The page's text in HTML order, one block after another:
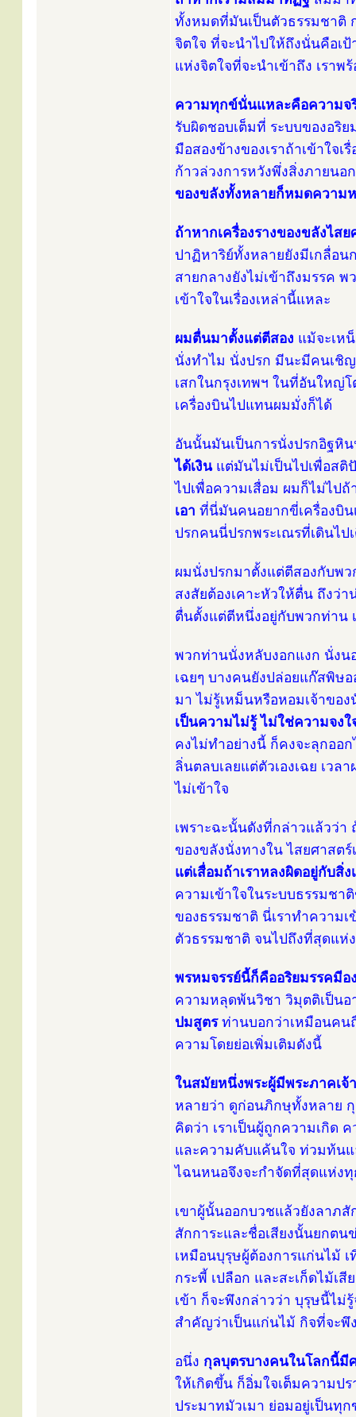
ทั้งหมดที่มันเป็นตัวธรรมชาติ
จิตใจ ที่จะนำไปให้ถึงนั่นคือเ
แห่งจิตใจที่จะนำเข้าถึง เรา
ความทุกข์นั่นแหละคือความจ
รับผิดชอบเต็มที่ ระบบของอริ
มือสองข้างของเราถ้าเข้าใจ
ก้าวล่วงการหวังพึ่งสิ่งภายน
ของขลังทั้งหลายก็หมดความ
ถ้าหากเครื่องรางของขลังไสย
ปาฏิหาริย์ทั้งหลายยังมีเกลื่อ
สายกลางยังไม่เข้าถึงมรรค
เข้าใจในเรื่องเหล่านี้แหละ
ผมตื่นมาตั้งแต่ตีสอง แม้จะเห
นั่งทำไม นั่งปรก มีนะมีคนเชิ
เสกในกรุงเทพฯ ในที่อันใหญ่โ
เครื่องบินไปแทนผมมั่งก็ได้
อันนั้นมันเป็นการนั่งปรกอิฐหิ
ได้เงินแต่มันไม่เป็นไปเพื่อสติ
ไปเพื่อความเสื่อม ผมก็ไม่ไป
เอา ที่นี่มันคนอยากขี่เครื่องบิ
ปรกคนนี่ปรกพระเณรที่เดินไ
ผมนั่งปรกมาตั้งแต่ตีสองกับพ
สงสัยต้องเคาะหัวให้ตื่น ถึงว่
ตื่นตั้งแต่ตีหนึ่งอยู่กับพวกท่าน
พวกท่านนั่งหลับงอกแงก นั่งน
เฉยๆ บางคนยังปล่อยแก๊สพิษอ
มา ไม่รู้เหม็นหรือหอมเจ้าของ
เป็นความไม่รู้ ไม่ใช่ความจง
คงไม่ทำอย่างนี้ ก็คงจะลุกออ
ลิ่นตลบเลยแต่ตัวเองเฉย เว
ไม่เข้าใจ
เพราะฉะนั้นดังที่กล่าวแล้วว่า
ของขลังนั่งทางใน ไสยศาสตร์
แต่เสื่อมถ้าเราหลงผิดอยู่กับสิ่ง
ความเข้าใจในระบบธรรมชา
ของธรรมชาติ นี่เราทำความ
ตัวธรรมชาติ จนไปถึงที่สุดแห่
พรหมจรรย์นี้ก็คืออริยมรรคมีอ
ความหลุดพ้นวิชา วิมุตติเป็น
ปมสูตรท่านบอกว่าเหมือนคน
ความโดยย่อเพิ่มเติมดังนี้
ในสมัยหนึ่งพระผู้มีพระภาคเ
หลายว่า ดูก่อนภิกษุทั้งหลาย
คิดว่า เราเป็นผู้ถูกความเกิด
และความคับแค้นใจ ท่วมท้น
ไฉนหนอจึงจะกำจัดที่สุดแห่ง
เขาผู้นั้นออกบวชแล้วยังลาภสั
สักการะและชื่อเสียงนั้นยกต
เหมือนบุรุษผู้ต้องการแก่นไม้
กระพี้ เปลือก และสะเก็ดไม้เ
เข้า ก็จะพึงกล่าวว่า บุรุษนี้ไม่
สำคัญว่าเป็นแก่นไม้ กิจที่จะพึ
อนึ่ง กุลบุตรบางคนในโลกนี้มี
ให้เกิดขึ้น ก็อิ่มใจเต็มความป
ประมาทมัวเมา ย่อมอยู่เป็นทุ